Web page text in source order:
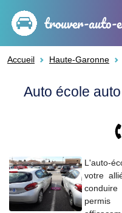
trouver-auto-
Accueil Haute-Garonne
Auto école
L'auto-
votre